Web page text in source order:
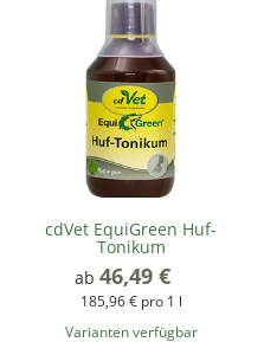
cdVet EquiGreen Huf-
Tonikum
ab 46,49 €
185,96 € pro 1 l
Varianten verfügbar